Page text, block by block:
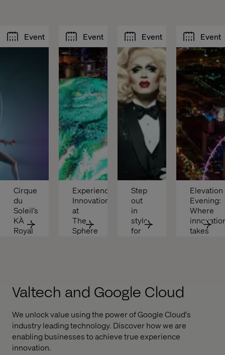
Event
Cirque
du
Soleil’s
KÀ
Royal
Event
Experience
Innovation
at
The
Sphere
Event
Step
out
in
style
for
Event
Elevation
Evening:
Where
takes
Valtech and Google Cloud
We unlock value using the power ofGoogle Cloud's
industry leading technology. Discoverhow we are
enabling businesses to achieve trueexperience
innovation.